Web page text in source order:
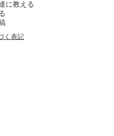
に教える
く表記